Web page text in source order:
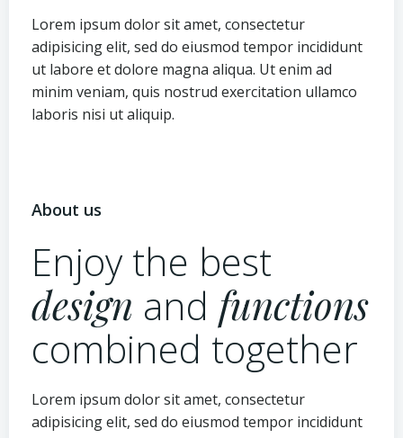
Lorem ipsum dolor sit amet, consectetur
adipisicing elit, sed do eiusmod tempor incididunt
ut labore et dolore magna aliqua. Ut enim ad
minim veniam, quis nostrud exercitation ullamco
laboris nisi ut aliquip.
About us
Enjoy the best
design and functions
combined together
Lorem ipsum dolor sit amet, consectetur
adipisicing elit, sed do eiusmod tempor incididunt